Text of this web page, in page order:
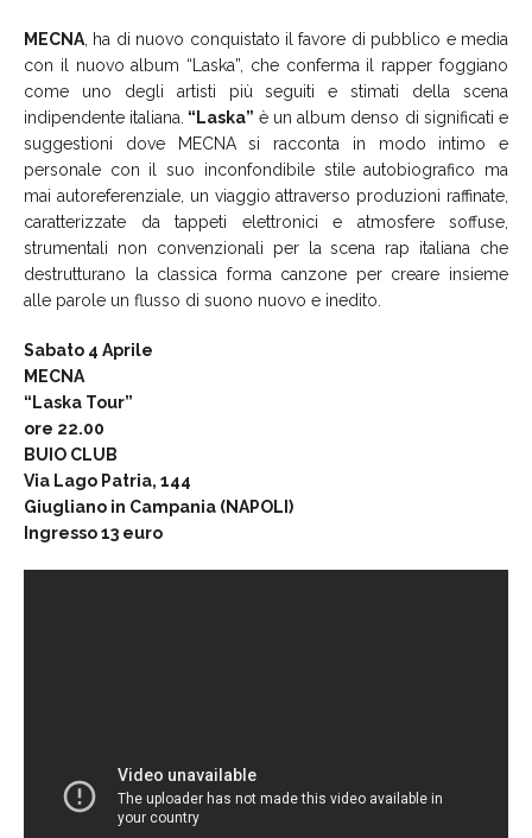
MECNA , ha di nuovo conquistato il favore di pubblico e media
con il nuovo album “Laska”, che conferma il rapper foggiano
come uno degli artisti più seguiti e stimati della scena
indipendente italiana. “Laska” è un album denso di significati e
suggestioni dove MECNA si racconta in modo intimo e
personale con il suo inconfondibile stile autobiografico ma
mai autoreferenziale, un viaggio attraverso produzioni raffinate,
caratterizzate da tappeti elettronici e atmosfere soffuse,
strumentali non convenzionali per la scena rap italiana che
destrutturano la classica forma canzone per creare insieme
alle parole un flusso di suono nuovo e inedito.
Sabato 4 Aprile
MECNA
“Laska Tour”
ore 22.00
BUIO CLUB
Via Lago Patria, 144
Giugliano in Campania (NAPOLI)
Ingresso 13 euro